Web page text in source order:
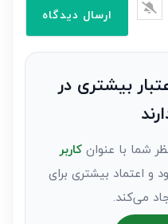
بیشتری در
شما با عنوانکاربر
و اعتماد بیشتری برای
می‌کند.